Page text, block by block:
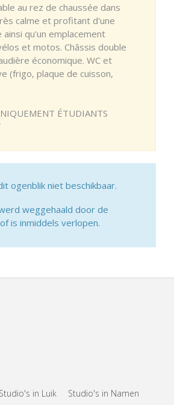
au rez de chaussée dans
calme et profitant d'une
ainsi qu'un emplacement
et motos. Châssis double
économique. WC et
(frigo, plaque de cuisson,
ÉTUDIANTS
ogenblik niet beschikbaar.
weggehaald door de
is inmiddels verlopen.
Studio's in Luik
Studio's in Namen